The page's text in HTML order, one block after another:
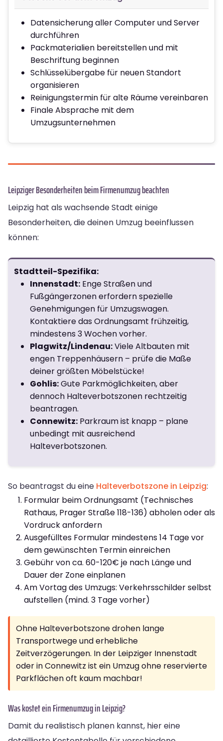
Datensicherung aller Computer und Server
durchführen
Packmaterialien bereitstellen und mit
Beschriftung beginnen
Schlüsselübergabe für neuen Standort
organisieren
Reinigungstermin für alte Räume vereinbaren
Finale Absprache mit dem
Umzugsunternehmen
Leipziger Besonderheiten beim Firmenumzug beachten
Leipzig hat als wachsende Stadt einige
Besonderheiten, die deinen Umzug beeinflussen
können:
Stadtteil-Spezifika:
Innenstadt: Enge Straßen und
Fußgängerzonen erfordern spezielle
Genehmigungen für Umzugswagen.
Kontaktiere das Ordnungsamt frühzeitig,
mindestens 3 Wochen vorher.
Plagwitz/Lindenau:Viele Altbauten mit
engen Treppenhäusern – prüfe die Maße
deiner größten Möbelstücke!
Gohlis:Gute Parkmöglichkeiten, aber
dennoch Halteverbotszonen rechtzeitig
beantragen.
Connewitz: Parkraum ist knapp – plane
unbedingt mit ausreichend
Halteverbotszonen.
So beantragst du eine Halteverbotszone in Leipzig:
Formular beim Ordnungsamt (Technisches
Rathaus, Prager Straße 118-136) abholen oder als
Vordruck anfordern
Ausgefülltes Formular mindestens 14 Tage vor
dem gewünschten Termin einreichen
Gebühr von ca. 60-120€ je nach Länge und
Dauer der Zone einplanen
Am Vortag des Umzugs: Verkehrsschilder selbst
aufstellen (mind. 3 Tage vorher)
Ohne Halteverbotszone drohen lange
Transportwege und erhebliche
Zeitverzögerungen. In der Leipziger Innenstadt
oder in Connewitz ist ein Umzug ohne reservierte
Parkflächen oft kaum machbar!
Was kostet ein Firmenumzug in Leipzig?
Damit du realistisch planen kannst, hier eine